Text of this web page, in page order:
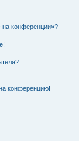
на конференции»?
конференцию!